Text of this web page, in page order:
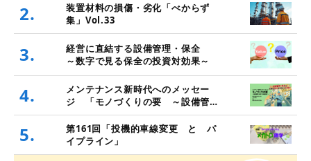
2.
装置材料の損傷・劣化「べからず
集」Vol.33
3.
経営に直結する設備管理・保全
～数字で見る保全の投資対効果～
4.
メンテナンス新時代へのメッセー
ジ 「モノづくりの要 ～設備管
理・保全と価値創造～」
5.
第161回「投機的車線変更 と パ
イプライン」